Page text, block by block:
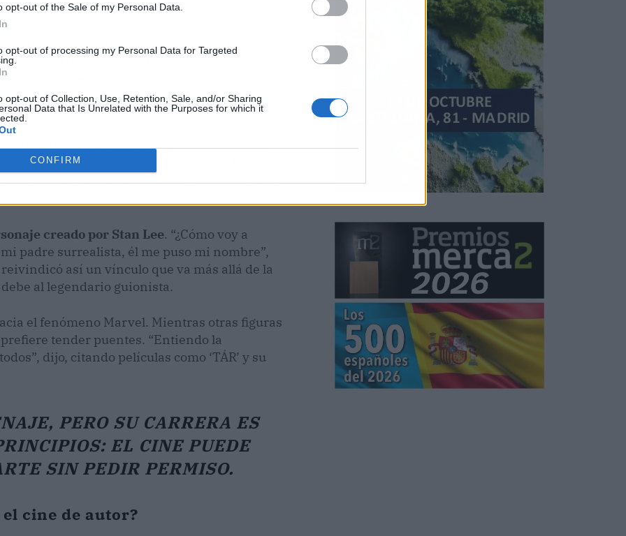
opt-out of the Sale of my Personal Data.
opt-out of processing my Personal Data for Targeted
opt-out of Collection, Use, Retention, Sale, and/or Sharing
Data that Is Unrelated with the Purposes for which it
CONFIRM
del molde de un blockbuster televisivo. Para
el Universo Cinematográfico Marvel
cada entrevista.
Miami, donde recibió el premio Leyenda y
reveladora. “No necesito estar en el UCM, soy
Pero su verdadero guiño fue recordar
creado por Stan Lee. “¿Cómo voy a
padre surrealista, él me puso mi nombre”,
así un vínculo que va más allá de la
al legendario guionista.
el fenómeno Marvel. Mientras otras figuras
tender puentes. “Entiendo la
dijo, citando películas como ‘TÁR’ y su
PERO SU CARRERA ES
EL CINE PUEDE
SIN PEDIR PERMISO.
cine de autor?